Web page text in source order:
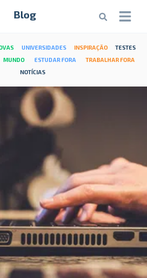
Blog
UNIVERSIDADES INSPIRAÇÃO
TESTES
MUNDO ESTUDAR FORA
TRABALHAR FORA
NOTÍCIAS